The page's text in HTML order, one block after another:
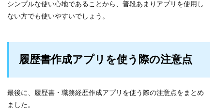
シンプルな使い心地であることから、普段あまりアプリを使用し
ない方でも使いやすいでしょう。
履歴書作成アプリを使う際の注意点
最後に、履歴書・職務経歴作成アプリを使う際の注意点をまとめ
ました。